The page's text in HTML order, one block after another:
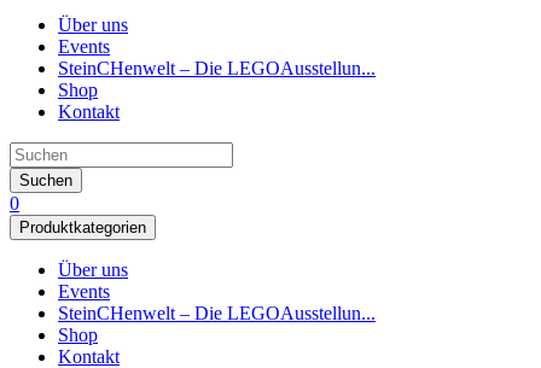
Über uns
Events
SteinCHenwelt – Die LEGOAusstellun...
Shop
Kontakt
Suchen
0
Produktkategorien
Über uns
Events
SteinCHenwelt – Die LEGOAusstellun...
Shop
Kontakt